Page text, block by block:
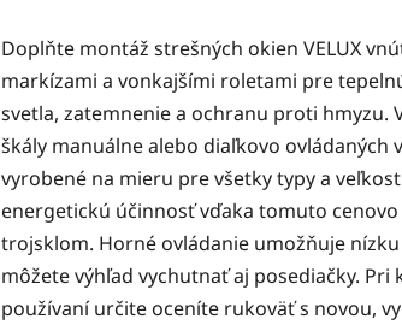
Doplňte montáž strešných okien VELUX
markízami a vonkajšími roletami pre
svetla, zatemnenie a ochranu proti hmyzu.
škály manuálne alebo diaľkovo ovládaných
vyrobené na mieru pre všetky typy a
energetickú účinnosť vďaka tomuto
trojsklom. Horné ovládanie umožňuje
môžete výhľad vychutnať aj posediačky. Pri
používaní určite oceníte rukoväť s novou,